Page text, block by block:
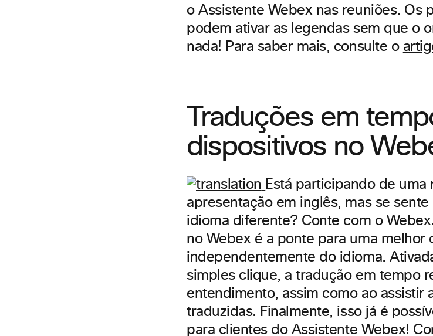
o Assistente Webex nas reuniões. Os
podem ativar as legendas sem que o
nada! Para saber mais, consulte o
Traduções em
dispositivos no
Está participando de
apresentação em inglês, mas se
idioma diferente? Conte com o
no Webex é a ponte para uma melhor
independentemente do idioma.
simples clique, a tradução em tempo
entendimento, assim como ao assistir
traduzidas. Finalmente, isso já é
para clientes do Assistente Webex!